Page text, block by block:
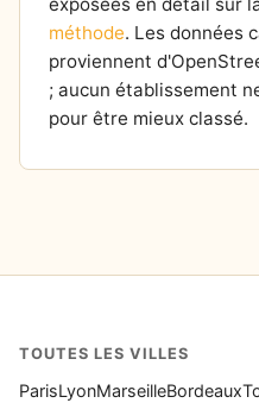
méthode. Les données
proviennent
; aucun établissement
pour être mieux classé.
TOUTES LES VILLES
ParisLyonMarseilleBordeaux